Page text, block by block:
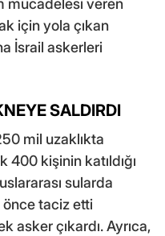
mücadelesi veren
için yola çıkan
İsrail askerleri
SALDIRDI
mil uzaklıkta
400 kişinin katıldığı
sularda
taciz etti
asker çıkardı. Ayrıca,